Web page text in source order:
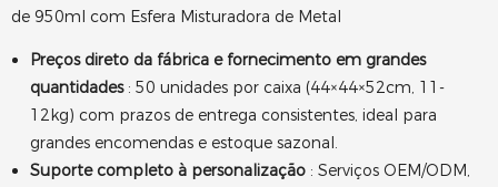
de 950ml com Esfera Misturadora de Metal
Preços direto da fábrica e fornecimento em grandes
quantidades: 50 unidades por caixa (44×44×52cm, 11-
12kg) com prazos de entrega consistentes, ideal para
grandes encomendas e estoque sazonal.
Suporte completo à personalização: Serviços OEM/ODM,